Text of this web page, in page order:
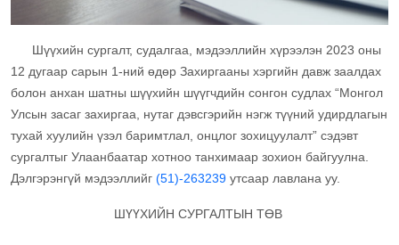
Шүүхийн сургалт, судалгаа, мэдээллийн хүрээлэн 2023 оны
12 дугаар сарын 1-ний өдөр Захиргааны хэргийн давж заалдах
болон анхан шатны шүүхийн шүүгчдийн сонгон судлах “Монгол
Улсын засаг захиргаа, нутаг дэвсгэрийн нэгж түүний удирдлагын
тухай хуулийн үзэл баримтлал, онцлог зохицуулалт” сэдэвт
сургалтыг Улаанбаатар хотноо танхимаар зохион байгуулна.
Дэлгэрэнгүй мэдээллийг (51)-263239 утсаар лавлана уу.
ШҮҮХИЙН СУРГАЛТЫН ТӨВ